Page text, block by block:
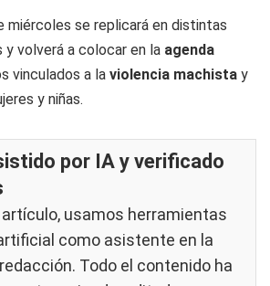
se replicará en distintas
y volverá a colocar en la agenda
vinculados a la violencia machista y
y niñas.
por IA y verificado
usamos herramientas
como asistente en la
Todo el contenido ha